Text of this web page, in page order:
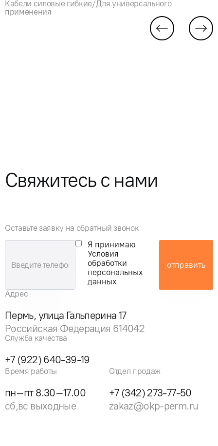
Кабели силовые гибкие/Для универсального
применения
Свяжитесь с нами
Оставьте заявку на обратный звонок
Я принимаю
Условия
обработки
персональных
данных
отправить
Адрес
Пермь, улица Гальперина 17
Российская Федерация 614042
Служба качества
+7 (922) 640-39-19
Время работы
пн–пт 8.30–17.00
сб,вс выходные
Отдел продаж
+7 (342) 273-77-50
zakaz@okp-perm.ru